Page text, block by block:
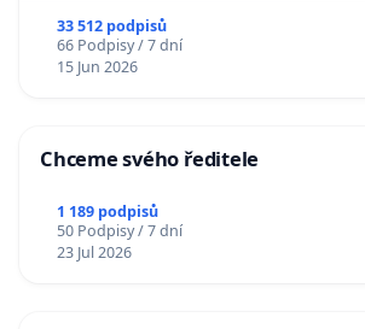
33 512 podpisů
66 Podpisy / 7 dní
15 Jun 2026
Chceme svého ředitele
1 189 podpisů
50 Podpisy / 7 dní
23 Jul 2026